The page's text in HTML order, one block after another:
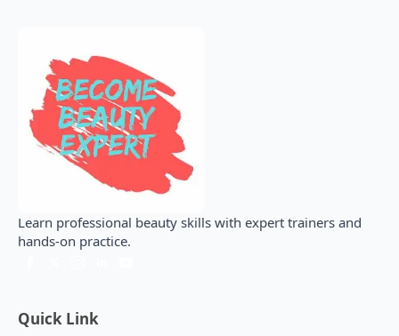
Learn professional beauty skills with expert trainers and
hands-on practice.
Quick Link